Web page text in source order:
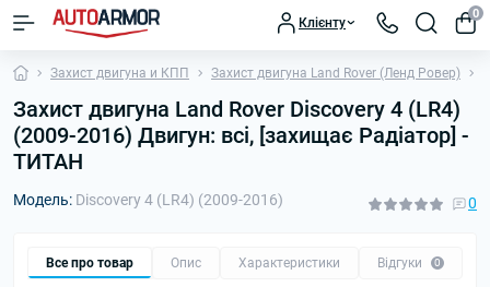
Клієнту
0
Захист двигуна и КПП Захист двигуна Land Rover (Ленд Ровер)
Захист двигуна Land Rover Discovery 4 (LR4)
(2009-2016) Двигун: всі, [захищає Радіатор] -
ТИТАН
Модель: Discovery 4 (LR4) (2009-2016) 0
Все про товар Опис Характеристики Відгуки 0